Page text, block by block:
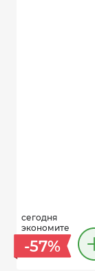
сегодня
экономите
-57%